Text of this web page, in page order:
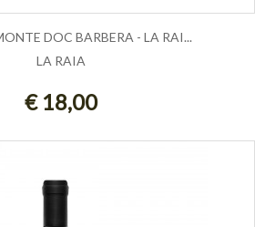
ESAURITO
DOC BARBERA - LA RAI...
LA RAIA
€ 18,00